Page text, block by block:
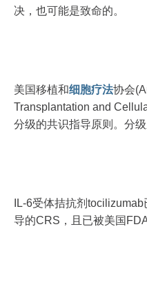
决，也可能是致命的。
美国移植和细胞疗法协会
Transplantation and
分级的共识指导原则。分级
IL‐6受体拮抗剂
导的CRS，且已被美国